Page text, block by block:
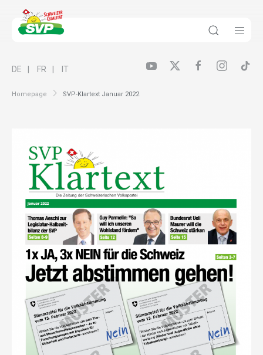
Homepage SVP-Klartext Januar 2022
DE FR IT